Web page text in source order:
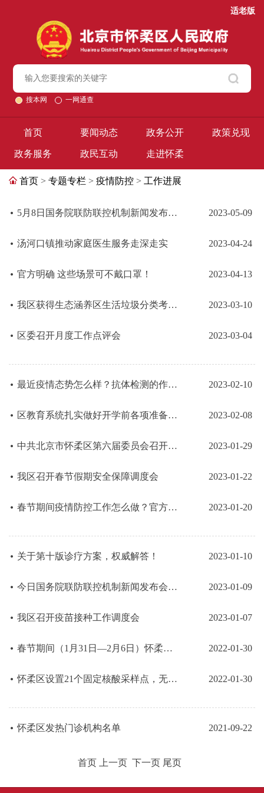
适老版
搜本网 一网通查
首页 要闻动态 政务公开 政策兑现
政务服务 政民互动 走进怀柔
首页 > 专题专栏 > 疫情防控 > 工作进展
5月8日国务院联防联控机制新闻发布会 介绍新冠疫情不再构成“国际关注的突... 2023-05-09
汤河口镇推动家庭医生服务走深走实 2023-04-24
官方明确 这些场景可不戴口罩！ 2023-04-13
我区获得生态涵养区生活垃圾分类考评“第一” 2023-03-10
区委召开月度工作点评会 2023-03-04
最近疫情态势怎么样？抗体检测的作用是什么......今天的发布会回应了这些... 2023-02-10
区教育系统扎实做好开学前各项准备工作 2023-02-08
中共北京市怀柔区第六届委员会召开2023年工作会 2023-01-29
我区召开春节假期安全保障调度会 2023-01-22
春节期间疫情防控工作怎么做？官方回应 2023-01-20
关于第十版诊疗方案，权威解答！ 2023-01-10
今日国务院联防联控机制新闻发布会权威回应！ 2023-01-09
我区召开疫苗接种工作调度会 2023-01-07
春节期间（1月31日—2月6日）怀柔区新冠疫苗接种点设置及服务时间安排 2022-01-30
怀柔区设置21个固定核酸采样点，无需预约，持身份证前往即可检测 2022-01-30
怀柔区发热门诊机构名单 2021-09-22
首页 上一页 下一页 尾页